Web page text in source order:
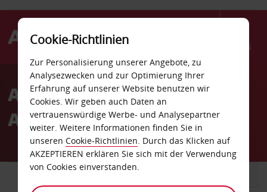
Menü
AvisAutovermietung
Antwerpen Bahnhof
Cookie-Richtlinien
Zur Personalisierung unserer Angebote, zu
Analysezwecken und zur Optimierung Ihrer
Erfahrung auf unserer Website benutzen wir
Cookies. Wir geben auch Daten an
vertrauenswürdige Werbe- und Analysepartner
weiter. Weitere Informationen finden Sie in
unseren Cookie-Richtlinien. Durch das Klicken auf
AKZEPTIEREN erklären Sie sich mit der Verwendung
von Cookies einverstanden.